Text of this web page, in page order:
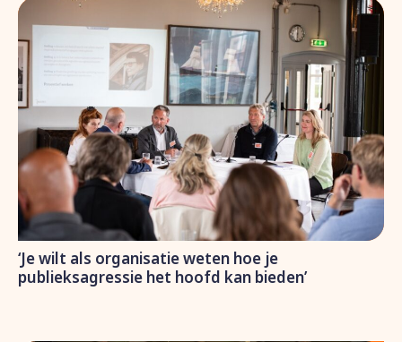
‘Je wilt als organisatie weten hoe je
publieksagressie het hoofd kan bieden’